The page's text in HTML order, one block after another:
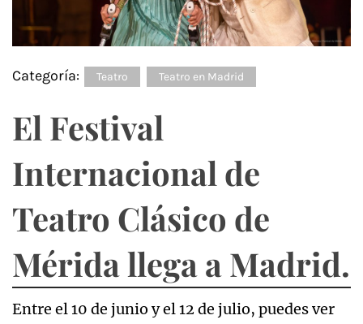
Categoría: Teatro Teatro en Madrid
El Festival
Internacional de
Teatro Clásico de
Mérida llega a Madrid.
Entre el 10 de junio y el 12 de julio, puedes ver